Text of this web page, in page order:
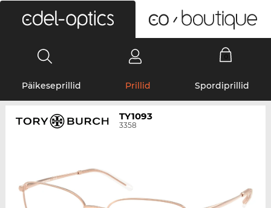
Päikeseprillid Prillid Spordiprillid
TY1093
3358